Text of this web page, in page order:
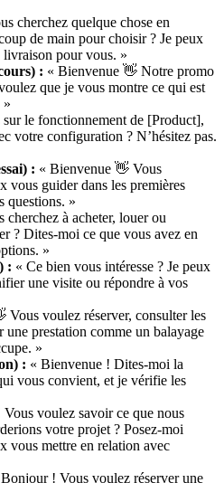
cherchez quelque chose en
de main pour choisir ? Je peux
pour vous. »
: « Bienvenue 👋 Notre promo
que je vous montre ce qui est
»
le fonctionnement de [Product],
votre configuration ? N’hésitez pas.
: « Bienvenue 👋 Vous
vous guider dans les premières
questions. »
à acheter, louer ou
? Dites-moi ce que vous avez en
»
: « Ce bien vous intéresse ? Je peux
une visite ou répondre à vos
Vous voulez réserver, consulter les
une prestation comme un balayage
»
: « Bienvenue ! Dites-moi la
vous convient, et je vérifie les
Vous voulez savoir ce que nous
votre projet ? Posez-moi
vous mettre en relation avec
! Vous voulez réserver une